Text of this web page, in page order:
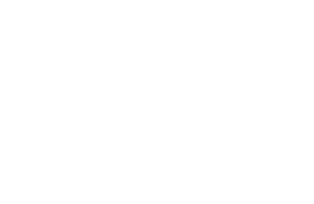
és parkoló (felár ellenében). A Wi-Fi a szálloda vendégei számára
és a vasalási szolgáltatás felár ellenében vehető igénybe.
Egyes szolgáltatások az évszaktól és a helyi időjárási viszonyoktól
Minden szoba saját, zuhanyzós vagy kádas fürdőszobával rendelkezik. A
áll rendelkezésre. A deluxe szobák modernebb megjelenésűek. A családi
az épület sarkából.